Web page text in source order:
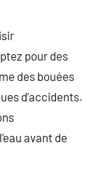
pour des
des bouées
d’accidents.
avant de